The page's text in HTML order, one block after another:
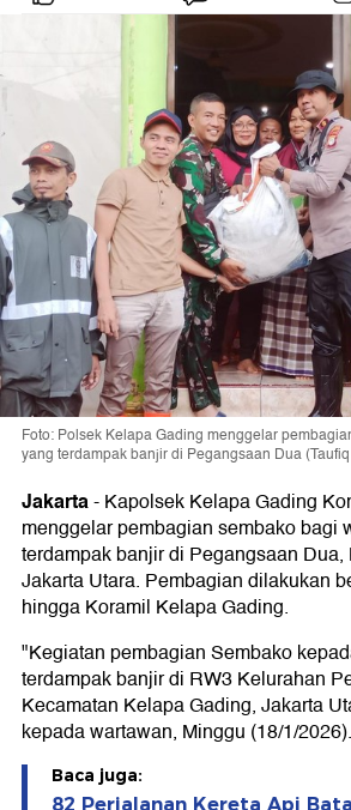
Foto: Polsek Kelapa Gading menggelar
yang terdampak banjir di Pegangsaan Dua
Jakarta-Kapolsek Kelapa Gading
menggelar pembagian sembako bagi
terdampak banjir di Pegangsaan
Jakarta Utara. Pembagian dilakukan
hingga Koramil Kelapa Gading.
"Kegiatan pembagian Sembako
terdampak banjir di RW3 Kelurahan
Kecamatan Kelapa Gading, Jakarta
kepada wartawan, Minggu (18/1/2026).
Baca juga:
82 Perjalanan Kereta Api